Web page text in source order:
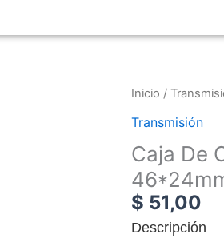
Inicio /
Transmisión
Caja De
$ 51,00
Descripción